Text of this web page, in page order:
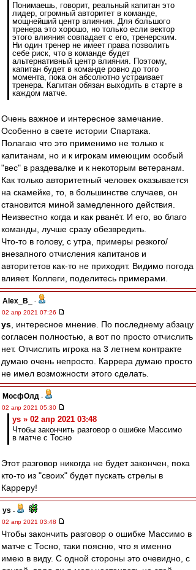
Понимаешь, говорит, реальный капитан это
лидер, огромный авторитет в команде,
мощнейший центр влияния. Для большого
тренера это хорошо, но только если вектор
этого влияния совпадает с его, тренерским.
Ни один тренер не имеет права позволить
себе риск, что в команде будет
альтернативный центр влияния. Поэтому,
капитан будет в команде ровно до того
момента, пока он абсолютно устраивает
тренера. Капитан обязан выходить в старте в
каждом матче.
Очень важное и интересное замечание.
Особенно в свете истории Спартака.
Полагаю что это применимо не только к
капитанам, но и к игрокам имеющим особый
"вес" в раздевалке и к некоторым ветеранам.
Как только авторитетный человек оказывается
на скамейке, то, в большинстве случаев, он
становится миной замедленного действия.
Неизвестно когда и как рванёт. И его, во благо
команды, лучше сразу обезвредить.
Что-то в голову, с утра, примеры резкого/
внезапного отчисления капитанов и
авторитетов как-то не приходят. Видимо погода
влияет. Коллеги, поделитесь примерами.
Alex_B_
-
02 апр 2021 07:26
ys , интересное мнение. По последнему абзацу
согласен полностью, а вот по просто отчислить
нет. Отчислить игрока на 3 летнем контракте
думаю очень непросто. Каррера думаю просто
не имел возможности этого сделать.
МосфОлд -
02 апр 2021 05:30
ys » 02 апр 2021 03:48
Чтобы закончить разговор о ошибке Массимо
в матче с Тосно
Этот разговор никогда не будет закончен, пока
кто-то из "своих" будет пускать стрелы в
Карреру!
ys -
02 апр 2021 03:48
Чтобы закончить разговор о ошибке Массимо в
матче с Тосно, таки поясню, что я именно
имею в виду. С одной стороны это очевидно, с